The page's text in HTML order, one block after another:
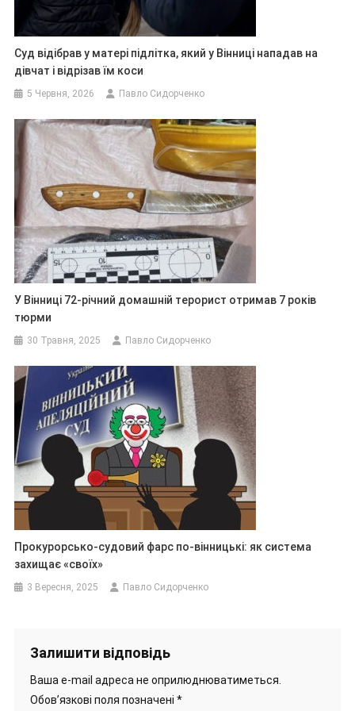
Суд відібрав у матері підлітка, який у Вінниці нападав на
дівчат і відрізав їм коси
5 Червня, 2026 Павло Сидорченко
У Вінниці 72-річний домашній терорист отримав 7 років
тюрми
30 Травня, 2025 Павло Сидорченко
Прокурорсько-судовий фарс по-вінницькі: як система
захищає «своїх»
3 Вересня, 2025 Павло Сидорченко
Залишити відповідь
Ваша e-mail адреса не оприлюднюватиметься.
Обов’язкові поля позначені *